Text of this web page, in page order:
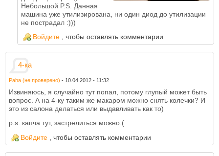
Небольшой P.S. Данная
машина уже утилизирована, ни один диод до утилизации
не пострадал :)))
Войдите , чтобы оставлять комментарии
4-ка
Paha (не проверено) - 10.04.2012 - 11:32
Извиняюсь, я случайно тут попал, потому глупый может быть
вопрос. А на 4-ку таким же макаром можно снять колечки? И
это из салона делаться или выдавливать как то)
p.s. капча тут, застрелиться можно.(
Войдите
, чтобы оставлять комментарии